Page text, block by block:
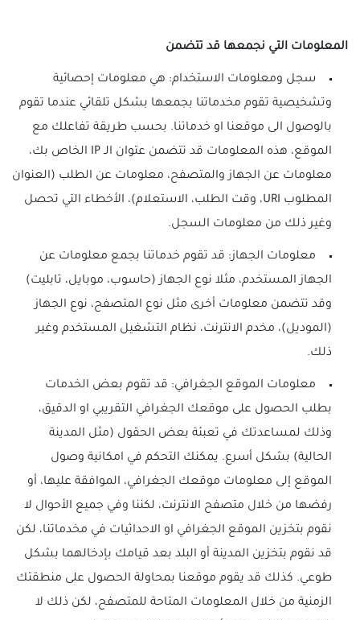
المعلومات التي نجمعها قد تتضمن
سجل ومعلومات الاستخدام: هي معلومات إحصائية
وتشخيصية تقوم مخدماتنا بجمعها بشكل تلقائي عندما تقوم
بالوصول الى موقعنا او خدماتنا. بحسب طريقة تفاعلك مع
الموقع، هذه المعلومات قد تتضمن عتوان الـ IP الخاص بك،
معلومات عن الجهاز والمتصفح، معلومات عن الطلب (العنوان
المطلوب URI، وقت الطلب، الاستعلام)، الأخطاء التي تحصل
وغير ذلك من معلومات السجل.
معلومات الجهاز: قد تقوم خدماتنا بجمع معلومات عن
الجهاز المستخدم، مثلا نوع الجهاز (حاسوب، موبايل، تابليت)
وقد تتضمن معلومات أخرى مثل نوع المتصفح، نوع الجهاز
(الموديل)، مخدم الانترنت، نظام التشغيل المستخدم وغير
ذلك.
معلومات الموقع الجغرافي: قد تقوم بعض الخدمات
بطلب الحصول على موقعك الجغرافي التقريبي او الدقيق،
وذلك لمساعدتك في تعبئة بعض الحقول (مثل المدينة
الحالية) بشكل أسرع. يمكنك التحكم في امكانية وصول
الموقع إلى معلومات موقعك الجغرافي، الموافقة عليها، أو
رفضها من خلال متصفح الانترنت، لكننا وفي جميع الأحوال لا
نقوم بتخزين الموقع الجغرافي او الاحداثيات في مخدماتنا، لكن
قد نقوم بتخزين المدينة أو البلد بعد قيامك بإدخالهما بشكل
طوعي. كذلك قد يقوم موقعنا بمحاولة الحصول على منطقتك
الزمنية من خلال المعلومات المتاحة للمتصفح، لكن ذلك لا